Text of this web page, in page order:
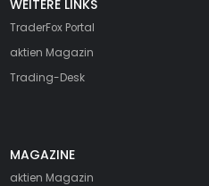
WEITERE LINKS
TraderFox Portal
aktien Magazin
Trading-Desk
MAGAZINE
aktien Magazin